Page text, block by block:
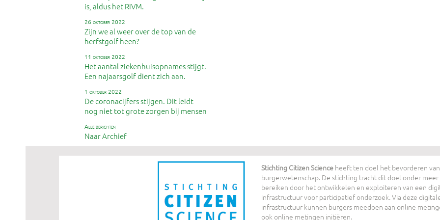
is, aldus het RIVM.
26 oktober 2022
Zijn we al weer over de top van de
herfstgolf heen?
11 oktober 2022
Het aantal ziekenhuisopnames stijgt.
Een najaarsgolf dient zich aan.
1 oktober 2022
De coronacijfers stijgen. Dit leidt
nog niet tot grote zorgen bij mensen
alle berichten
Naar Archief
Stichting Citizen Scienceheeft ten doel het bevorderen van
burgerwetenschap. De stichting tracht dit doel onder meer
bereiken door het ontwikkelen en exploiteren van een
infrastructuur voor participatief onderzoek. Via deze
infrastructuur kunnen burgers meedoen aan online
ook online metingen initiëren.